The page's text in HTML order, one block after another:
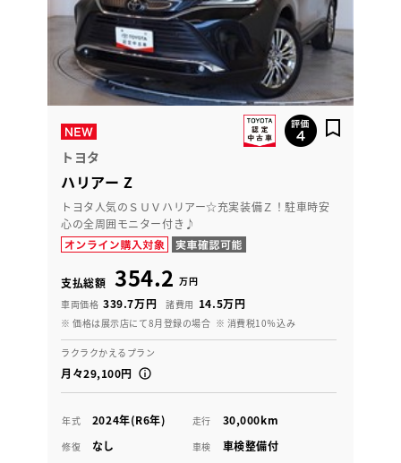
トヨタ
ハリアー Z
トヨタ人気のＳＵＶハリアー☆充実装備Ｚ！駐車時安
心の全周囲モニター付き♪
支払総額 354.2 万円
車両価格 339.7万円 諸費用 14.5万円
※ 価格は展示店にて8月登録の場合 ※ 消費税10％込み
ラクラクかえるプラン
月々29,100円
年式 2024年(R6年) 走行 30,000km
修復 なし 車検 車検整備付